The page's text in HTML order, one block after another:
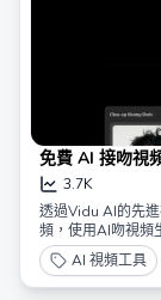
免費 AI 接吻視
3.7K
透過Vidu AI的先
頻，使用AI吻視頻
AI 視頻工具